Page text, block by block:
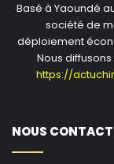
Basé à Yaoundé
société de
déploiement
Nous
https://
NOUS